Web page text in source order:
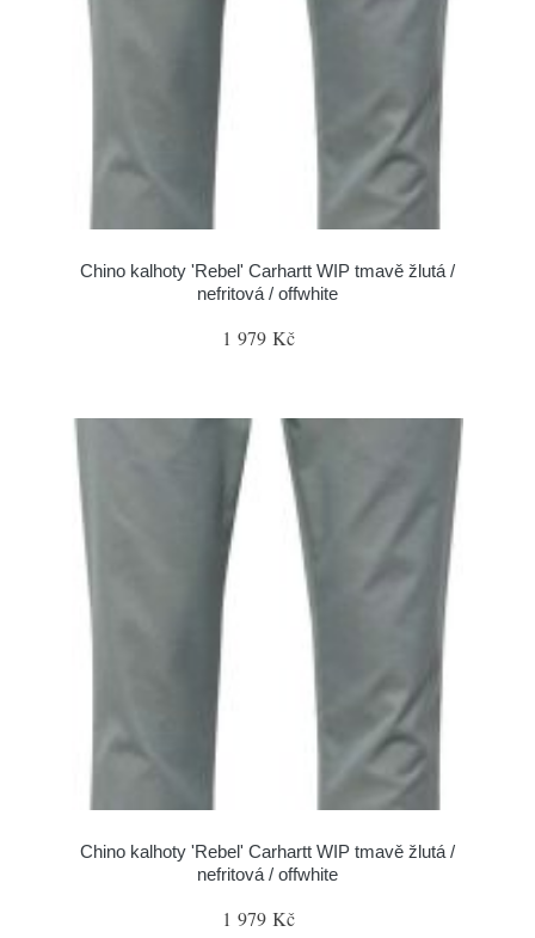
Chino kalhoty 'Rebel' Carhartt WIP tmavě žlutá /
nefritová / offwhite
1 979 Kč
Chino kalhoty 'Rebel' Carhartt WIP tmavě žlutá /
nefritová / offwhite
1 979 Kč